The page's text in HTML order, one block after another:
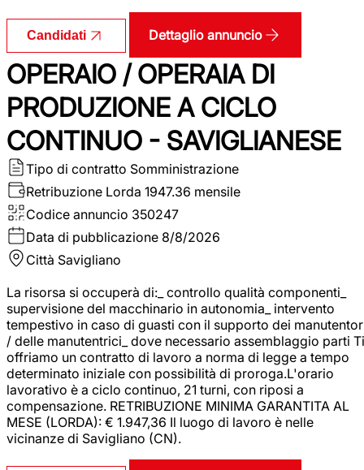
Candidati Dettaglio annuncio
OPERAIO / OPERAIA DI
PRODUZIONE A CICLO
CONTINUO - SAVIGLIANESE
Tipo di contratto Somministrazione
Retribuzione Lorda 1947.36 mensile
Codice annuncio 350247
Data di pubblicazione 8/8/2026
Città Savigliano
La risorsa si occuperà di:_ controllo qualità componenti_
supervisione del macchinario in autonomia_ intervento
tempestivo in caso di guasti con il supporto dei
/ delle manutentrici_ dove necessario assemblaggio parti Ti
offriamo un contratto di lavoro a norma di legge a tempo
determinato iniziale con possibilità di proroga.L'orario
lavorativo è a ciclo continuo, 21 turni, con riposi a
compensazione. RETRIBUZIONE MINIMA GARANTITA AL
MESE (LORDA): € 1.947,36 Il luogo di lavoro è nelle
vicinanze di Savigliano (CN).